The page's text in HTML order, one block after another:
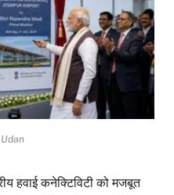
हवाई कनेक्टिविटी को मजबूत